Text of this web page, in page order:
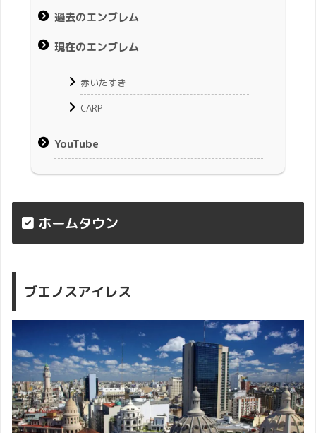
過去のエンブレム
現在のエンブレム
赤いたすき
CARP
YouTube
ホームタウン
ブエノスアイレス